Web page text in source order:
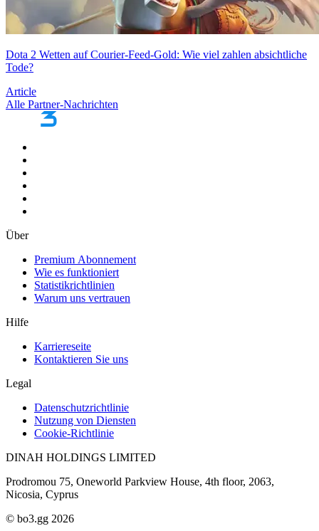
Dota 2 Wetten auf Courier-Feed-Gold: Wie viel zahlen absichtliche
Tode?
Article
Alle Partner-Nachrichten
Über
Premium Abonnement
Wie es funktioniert
Statistikrichtlinien
Warum uns vertrauen
Hilfe
Karriereseite
Kontaktieren Sie uns
Legal
Datenschutzrichtlinie
Nutzung von Diensten
Cookie-Richtlinie
DINAH HOLDINGS LIMITED
Prodromou 75, Oneworld Parkview House, 4th floor, 2063,
Nicosia, Cyprus
© bo3.gg 2026